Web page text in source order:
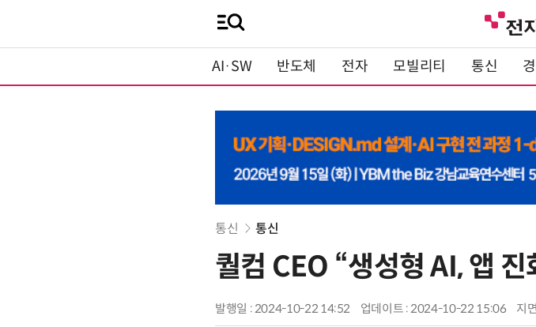
AI·SW 반도체 전자 모빌리티 통신
통신 통신
퀄컴 CEO “생성형 AI, 앱
발행일 : 2024-10-22 14:52 업데이트 : 2024-10-22 15:06 지